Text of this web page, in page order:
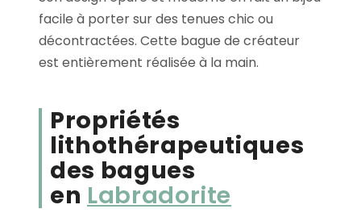
facile à porter sur des tenues chic ou
décontractées. Cette bague de créateur
est entièrement réalisée à la main.
Propriétés
lithothérapeutiques
des bagues
en Labradorite